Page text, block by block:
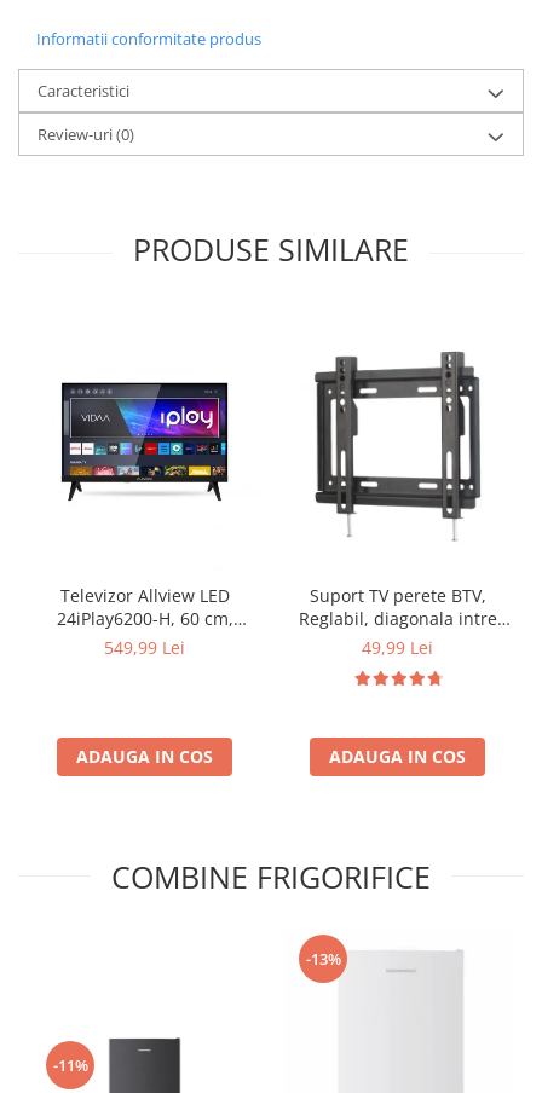
Informatii conformitate produs
Caracteristici
Review-uri(0)
PRODUSE SIMILARE
Televizor Allview LED
24iPlay6200-H, 60 cm,
Smart , HD, Clasa E - Copie
549,99 Lei
ADAUGA IN COS
Suport TV perete BTV,
Reglabil, diagonala intre
35,5 cm si 106,7 cm,
BTV-14-42 inch
49,99 Lei
ADAUGA IN COS
COMBINE FRIGORIFICE
-11%
-13%